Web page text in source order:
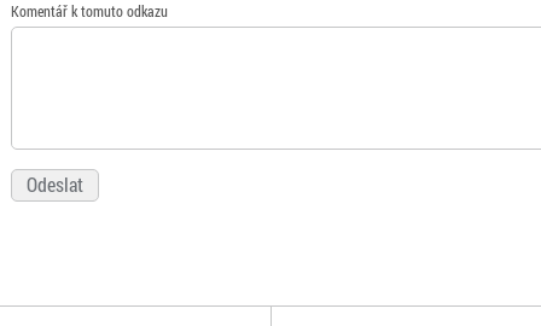
Komentář k tomuto odkazu